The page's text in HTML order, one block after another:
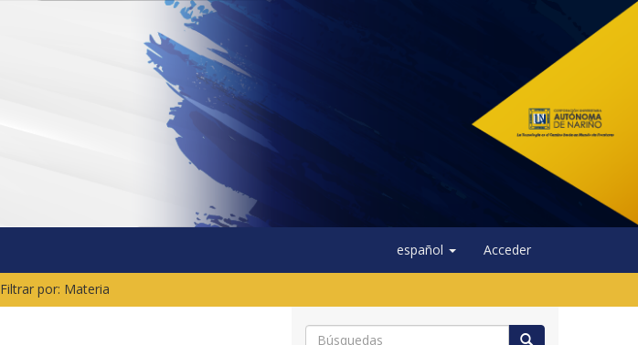
español Acceder
Filtrar por: Materia